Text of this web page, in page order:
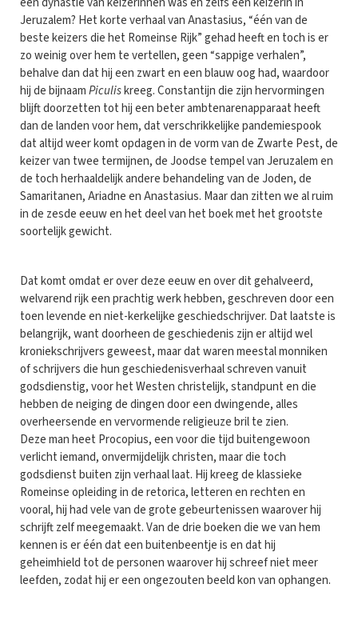
Jeruzalem? Het korte verhaal van Anastasius, “één van de
beste keizers die het Romeinse Rijk” gehad heeft en toch is er
zo weinig over hem te vertellen, geen “sappige verhalen”,
behalve dan dat hij een zwart en een blauw oog had, waardoor
hij de bijnaamPiculiskreeg. Constantijn die zijn hervormingen
blijft doorzetten tot hij een beter ambtenarenapparaat heeft
dan de landen voor hem, dat verschrikkelijke pandemiespook
dat altijd weer komt opdagen in de vorm van de Zwarte Pest, de
keizer van twee termijnen, de Joodse tempel van Jeruzalem en
de toch herhaaldelijk andere behandeling van de Joden, de
Samaritanen, Ariadne en Anastasius. Maar dan zitten we al ruim
in de zesde eeuw en het deel van het boek met het grootste
soortelijk gewicht.
Dat komt omdat er over deze eeuw en over dit gehalveerd,
welvarend rijk een prachtig werk hebben, geschreven door een
toen levende en niet-kerkelijke geschiedschrijver. Dat laatste is
belangrijk, want doorheen de geschiedenis zijn er altijd wel
kroniekschrijvers geweest, maar dat waren meestal monniken
of schrijvers die hun geschiedenisverhaal schreven vanuit
godsdienstig, voor het Westen christelijk, standpunt en die
hebben de neiging de dingen door een dwingende, alles
overheersende en vervormende religieuze bril te zien.
Deze man heet Procopius, een voor die tijd buitengewoon
verlicht iemand, onvermijdelijk christen, maar die toch
godsdienst buiten zijn verhaal laat. Hij kreeg de klassieke
Romeinse opleiding in de retorica, letteren en rechten en
vooral, hij had vele van de grote gebeurtenissen waarover hij
schrijft zelf meegemaakt. Van de drie boeken die we van hem
kennen is er één dat een buitenbeentje is en dat hij
geheimhield tot de personen waarover hij schreef niet meer
leefden, zodat hij er een ongezouten beeld kon van ophangen.